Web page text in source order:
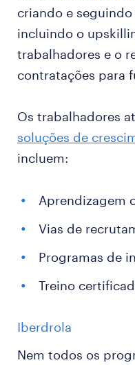
criando e
incluindo o
trabalhadores e o
contratações para
Os trabalhadores
soluções de
incluem:
Aprendizagem
Vias de
Programas de
Treino
Iberdrola
Nem todos os